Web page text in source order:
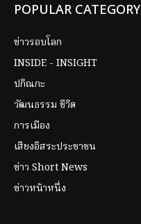
POPULAR CATEGORY
ข่าวรอบโลก
INSIDE - INSIGHT
ปกิณกะ
วัฒนธรรม ชีวิต
การเมือง
เสียงอิสระประชาชน
ข่าว Short News
ข่าวหน้าหนึ่ง